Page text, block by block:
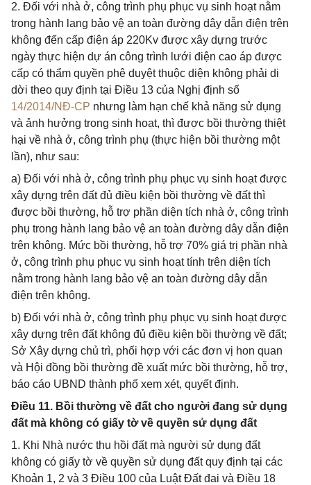
2. Đối với nhà ở, công trình phụ phục vụ sinh hoạt nằm
trong hành lang bảo vệ an toàn đường dây dẫn điện trên
không đến cấp điện áp 220Kv được xây dựng trước
ngày thực hiện dự án công trình lưới điện cao áp được
cấp có thẩm quyền phê duyệt thuộc diện không phải di
dời theo quy định tại Điều 13 của Nghị định số
14/2014/NĐ-CP nhưng làm hạn chế khả năng sử dụng
và ảnh hưởng trong sinh hoạt, thì được bồi thường thiệt
hại về nhà ở, công trình phụ (thực hiện bồi thường một
lần), như sau:
a) Đối với nhà ở, công trình phụ phục vụ sinh hoạt được
xây dựng trên đất đủ điều kiện bồi thường về đất thì
được bồi thường, hỗ trợ phần diện tích nhà ở, công trình
phụ trong hành lang bảo vệ an toàn đường dây dẫn điện
trên không. Mức bồi thường, hỗ trợ 70% giá trị phần nhà
ở, công trình phụ phục vụ sinh hoạt tính trên diện tích
nằm trong hành lang bảo vệ an toàn đường dây dẫn
điện trên không.
b) Đối với nhà ở, công trình phụ phục vụ sinh hoạt được
xây dựng trên đất không đủ điều kiện bồi thường về đất;
Sở Xây dựng chủ trì, phối hợp với các đơn vị hon quan
và Hội đồng bồi thường đề xuất mức bồi thường, hỗ trợ,
báo cáo UBND thành phố xem xét, quyết định.
Điều 11. Bồi thường về đất cho người đang sử dụng
đất mà không có giấy tờ về quyền sử dụng đất
1. Khi Nhà nước thu hồi đất mà người sử dụng đất
không có giấy tờ về quyền sử dụng đất quy định tại các
Khoản 1, 2 và 3 Điều 100 của Luật Đất đai và Điều 18